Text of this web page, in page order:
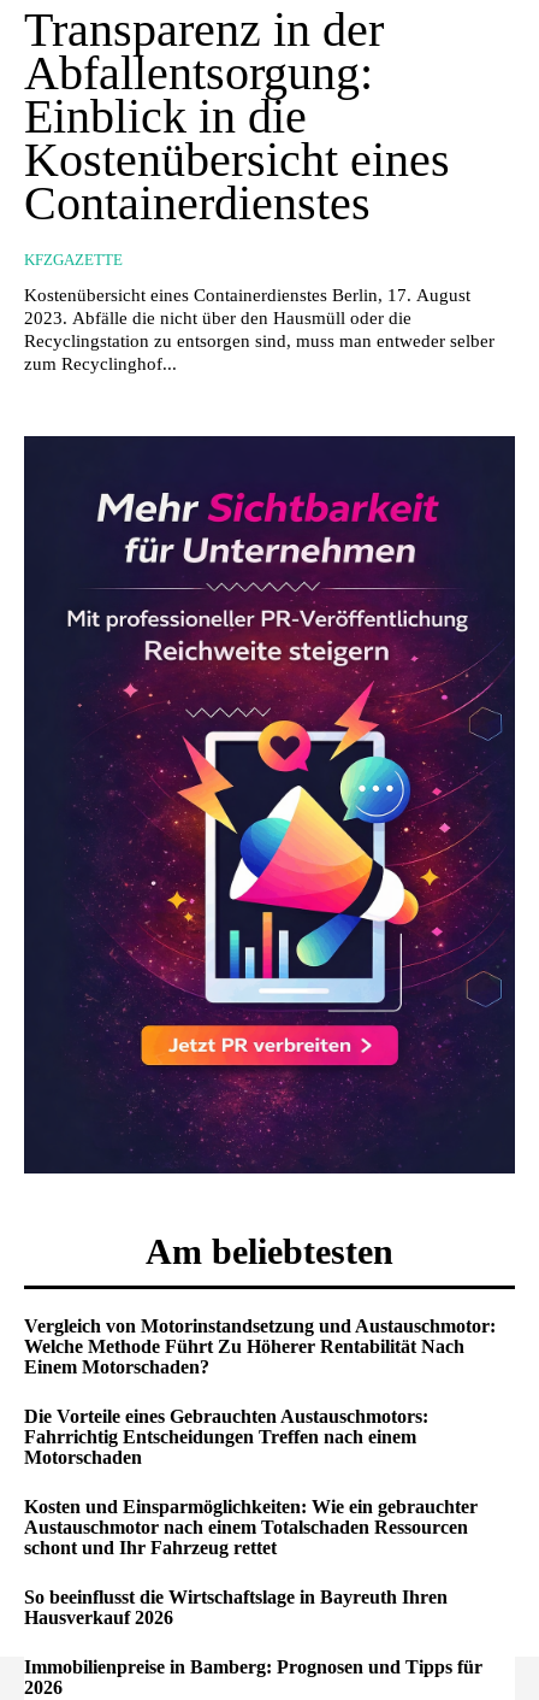
Transparenz in der
Abfallentsorgung:
Einblick in die
Kostenübersicht eines
Containerdienstes
KFZGAZETTE
Kostenübersicht eines Containerdienstes Berlin, 17. August
2023. Abfälle die nicht über den Hausmüll oder die
Recyclingstation zu entsorgen sind, muss man entweder selber
zum Recyclinghof...
Am beliebtesten
Vergleich von Motorinstandsetzung und Austauschmotor:
Welche Methode Führt Zu Höherer Rentabilität Nach
Einem Motorschaden?
Die Vorteile eines Gebrauchten Austauschmotors:
Fahrrichtig Entscheidungen Treffen nach einem
Motorschaden
Kosten und Einsparmöglichkeiten: Wie ein gebrauchter
Austauschmotor nach einem Totalschaden Ressourcen
schont und Ihr Fahrzeug rettet
So beeinflusst die Wirtschaftslage in Bayreuth Ihren
Hausverkauf 2026
Immobilienpreise in Bamberg: Prognosen und Tipps für
2026